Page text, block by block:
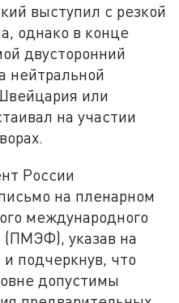
выступил с резкой
однако в конце
двусторонний
нейтральной
или
на участии
России
на пленарном
международного
(ПМЭФ), указав на
подчеркнув, что
допустимы